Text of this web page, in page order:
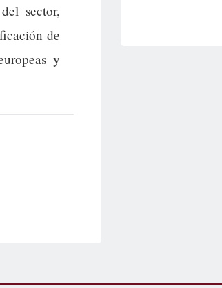
sector,
de
y